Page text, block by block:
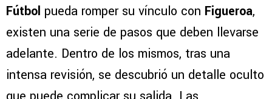
Fútbol pueda romper su vínculo con Figueroa,
existen una serie de pasos que deben llevarse
adelante. Dentro de los mismos, tras una
intensa revisión, se descubrió un detalle oculto